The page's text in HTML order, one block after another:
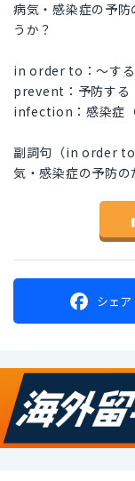
病気・感染症の予
うか？
in order to：～する
prevent：予防する
infection：感染症（
副詞句（in order
気・感染症の予防の
シェア